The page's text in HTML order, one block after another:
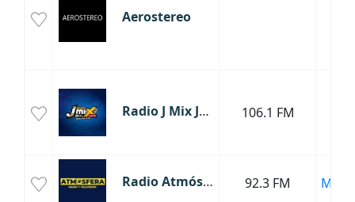
Aerostereo
Radio J Mix Juanjui 106.1 FM
Radio Atmósfera 92.3 FM